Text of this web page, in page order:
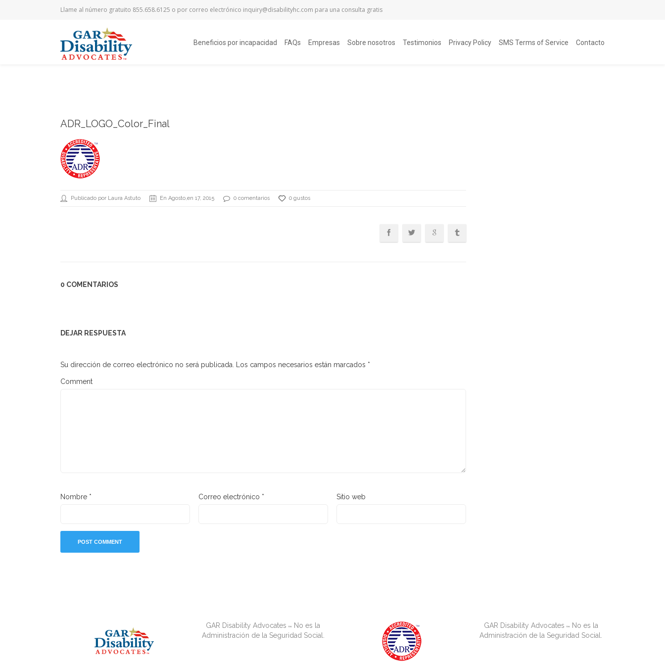
Llame al número gratuito 855.658.6125 o por correo electrónico inquiry@disabilityhc.com para una consulta gratis
Beneficios por incapacidad FAQs Empresas Sobre nosotros Testimonios Privacy Policy SMS Terms of Service Contacto
ADR_LOGO_Color_Final
Publicado por Laura Astuto En Agosto,en 17, 2015 0 comentarios 0 gustos
0 COMENTARIOS
DEJAR RESPUESTA
Su dirección de correo electrónico no será publicada. Los campos necesarios están marcados *
Comment
Nombre * Correo electrónico * Sitio web
GAR Disability Advocates ™ No es la
Administración de la Seguridad Social.
GAR Disability Advocates ™ No es la
Administración de la Seguridad Social.